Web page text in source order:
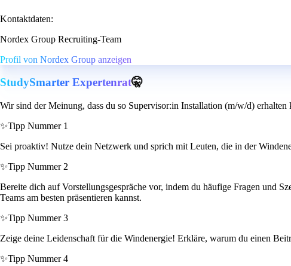
Kontaktdaten:
Nordex Group Recruiting-Team
Profil von Nordex Group anzeigen
StudySmarter Expertenrat🤫
Wir sind der Meinung, dass du so Supervisor:in Installation (m/w/d) erhalten
✨Tipp Nummer 1
Sei proaktiv! Nutze dein Netzwerk und sprich mit Leuten, die in der
✨Tipp Nummer 2
Bereite dich auf Vorstellungsgespräche vor, indem du häufige Fragen und
Teams am besten präsentieren kannst.
✨Tipp Nummer 3
Zeige deine Leidenschaft für die Windenergie! Erkläre, warum du einen
✨Tipp Nummer 4